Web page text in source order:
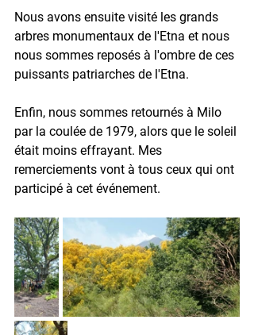
Nous avons ensuite visité les grands
arbres monumentaux de l'Etna et nous
nous sommes reposés à l'ombre de ces
puissants patriarches de l'Etna.
Enfin, nous sommes retournés à Milo
par la coulée de 1979, alors que le soleil
était moins effrayant. Mes
remerciements vont à tous ceux qui ont
participé à cet événement.